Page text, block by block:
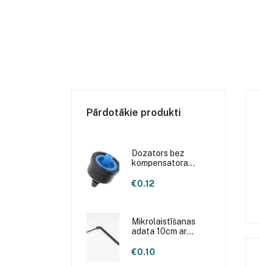
Pārdotākie produkti
Dozators bez
kompensatora
€0.12
Mikrolaistīšanas
adata 10cm ar
€0.10